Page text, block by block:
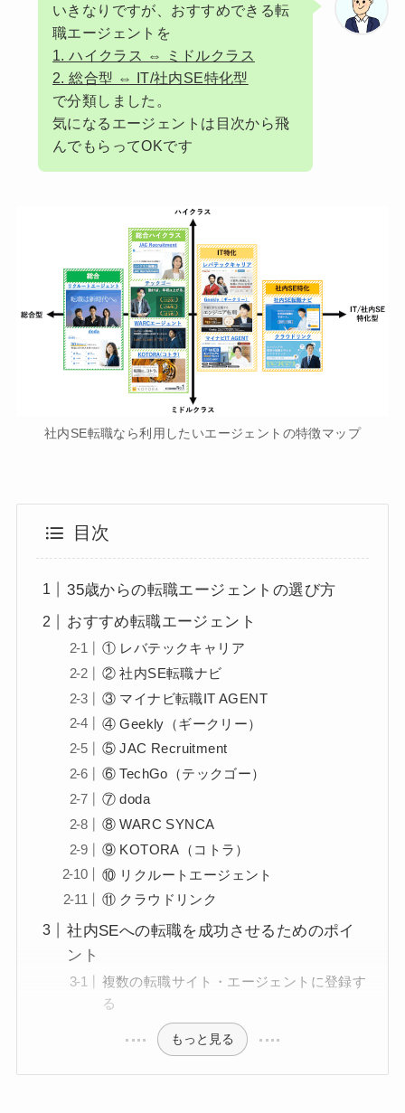
いきなりですが、おすすめできる転
職エージェントを
1. ハイクラス ⇔ ミドルクラス
2. 総合型 ⇔ IT/社内SE特化型
で分類しました。
気になるエージェントは目次から飛
んでもらってOKです
社内SE転職なら利用したいエージェントの特徴マップ
目次
35歳からの転職エージェントの選び方
おすすめ転職エージェント
① レバテックキャリア
② 社内SE転職ナビ
③ マイナビ転職IT AGENT
④ Geekly（ギークリー）
⑤ JAC Recruitment
⑥ TechGo（テックゴー）
⑦ doda
⑧ WARC SYNCA
⑨ KOTORA（コトラ）
⑩ リクルートエージェント
⑪ クラウドリンク
社内SEへの転職を成功させるためのポイ
ント
複数の転職サイト・エージェントに登録す
る
もっと見る